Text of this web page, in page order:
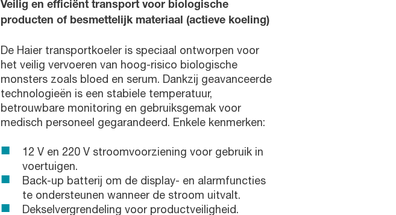
Veilig en efficiënt transport voor biologische
producten of besmettelijk materiaal (actieve koeling)
De Haier transportkoeler is speciaal ontworpen voor
het veilig vervoeren van hoog-risico biologische
monsters zoals bloed en serum. Dankzij geavanceerde
technologieën is een stabiele temperatuur,
betrouwbare monitoring en gebruiksgemak voor
medisch personeel gegarandeerd. Enkele kenmerken:
12 V en 220 V stroomvoorziening voor gebruik in
voertuigen.
Back-up batterij om de display- en alarmfuncties
te ondersteunen wanneer de stroom uitvalt.
Dekselvergrendeling voor productveiligheid.